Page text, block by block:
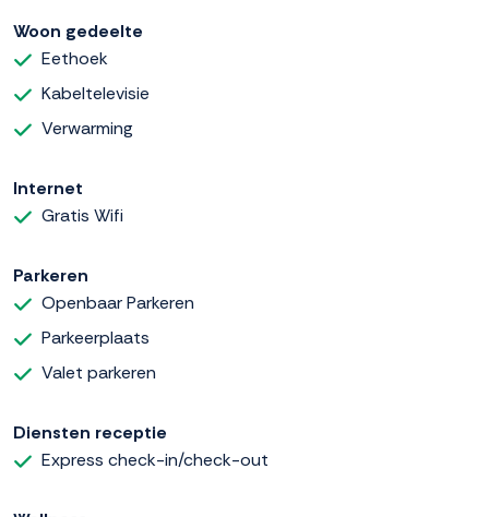
Woon gedeelte
Eethoek
Kabeltelevisie
Verwarming
Internet
Gratis Wifi
Parkeren
Openbaar Parkeren
Parkeerplaats
Valet parkeren
Diensten receptie
Express check-in/check-out